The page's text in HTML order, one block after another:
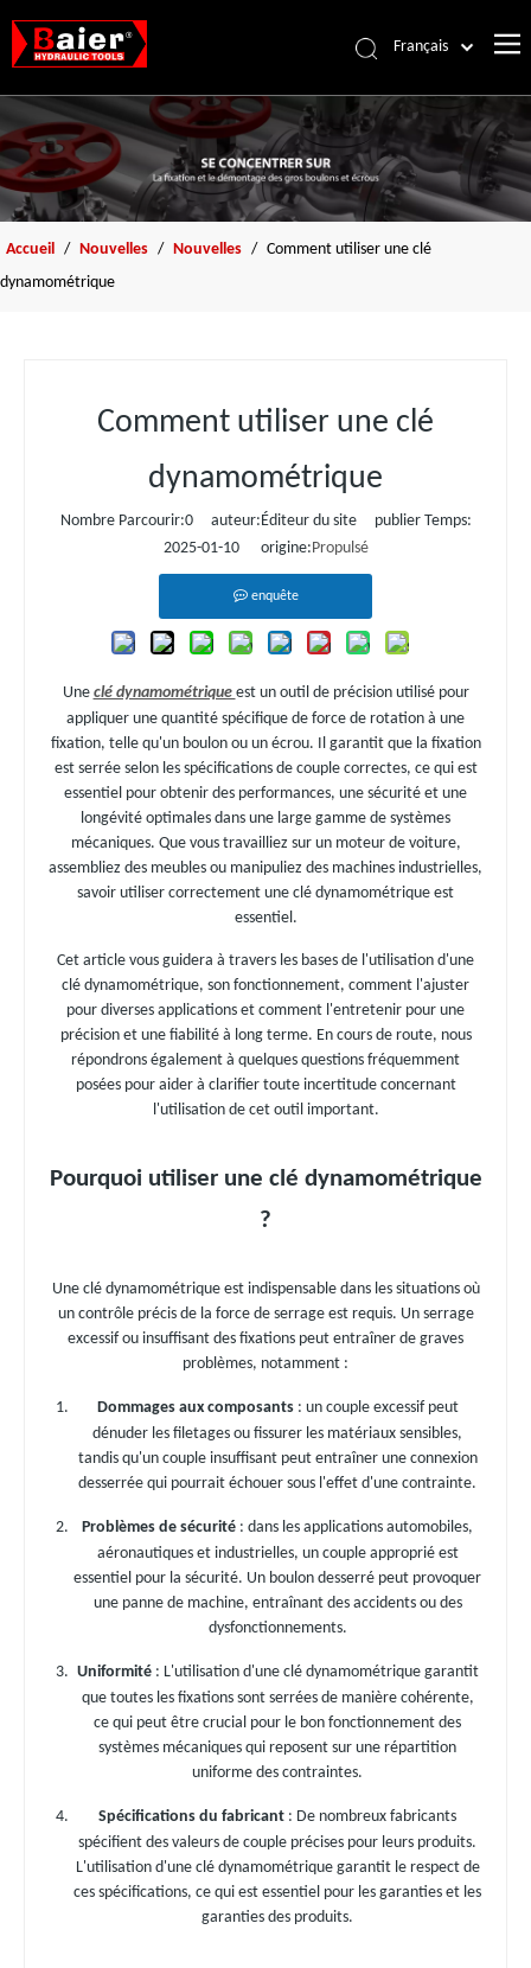
Accueil
Des produits
À propos de nous
Accessoires
Ressources
Français
Español
Pусский
العربية
English
Accueil / Nouvelles / Nouvelles / Comment utiliser une clé
dynamométrique
Comment utiliser une clé
dynamométrique
Nombre Parcourir:0auteur:Éditeur du site publier Temps:
2025-01-10 origine:Propulsé
enquête
Une clé dynamométrique est un outil de précision utilisé pour
appliquer une quantité spécifique de force de rotation à une
fixation, telle qu'un boulon ou un écrou. Il garantit que la fixation
est serrée selon les spécifications de couple correctes, ce qui est
essentiel pour obtenir des performances, une sécurité et une
longévité optimales dans une large gamme de systèmes
mécaniques. Que vous travailliez sur un moteur de voiture,
assembliez des meubles ou manipuliez des machines industrielles,
savoir utiliser correctement une clé dynamométrique est
essentiel.
Cet article vous guidera à travers les bases de l'utilisation d'une
clé dynamométrique, son fonctionnement, comment l'ajuster
pour diverses applications et comment l'entretenir pour une
précision et une fiabilité à long terme. En cours de route, nous
répondrons également à quelques questions fréquemment
posées pour aider à clarifier toute incertitude concernant
l'utilisation de cet outil important.
Pourquoi utiliser une clé dynamométrique
?
Une clé dynamométrique est indispensable dans les situations où
un contrôle précis de la force de serrage est requis. Un serrage
excessif ou insuffisant des fixations peut entraîner de graves
problèmes, notamment :
Dommages aux composants: un couple excessif peut
dénuder les filetages ou fissurer les matériaux sensibles,
tandis qu'un couple insuffisant peut entraîner une connexion
desserrée qui pourrait échouer sous l'effet d'une contrainte.
Problèmes de sécurité : dans les applications automobiles,
aéronautiques et industrielles, un couple approprié est
essentiel pour la sécurité. Un boulon desserré peut provoquer
une panne de machine, entraînant des accidents ou des
dysfonctionnements.
Uniformité : L'utilisation d'une clé dynamométrique garantit
que toutes les fixations sont serrées de manière cohérente,
ce qui peut être crucial pour le bon fonctionnement des
systèmes mécaniques qui reposent sur une répartition
uniforme des contraintes.
Spécifications du fabricant : De nombreux fabricants
spécifient des valeurs de couple précises pour leurs produits.
L'utilisation d'une clé dynamométrique garantit le respect de
ces spécifications, ce qui est essentiel pour les garanties et les
garanties des produits.